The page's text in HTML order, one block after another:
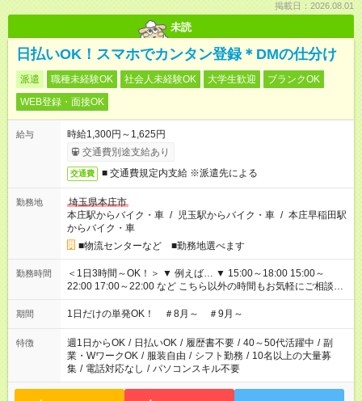
掲載日：2026.08.01
未読
日払いOK！スマホでカンタン登録＊DMの仕分け
派遣 職種未経験OK 社会人未経験OK 大学生歓迎
ブランクOK
WEB登録・面接OK
給与
時給1,300円～1,625円
交通費別途支給あり
交通費 ■ 交通費規定内支給 ※派遣先による
勤務地
埼玉県本庄市
本庄駅からバイク・車 / 児玉駅からバイク・車 / 本庄早稲田駅
からバイク・車
■物流センターなど ■勤務地選べます
勤務時間
＜1日3時間～OK！＞ ▼ 例えば… ▼ 15:00～18:00 15:00～
22:00 17:00～22:00 など こちら以外の時間もお気軽にご相談く
ださい！
期間 1日だけの単発OK！ ＃8月～ ＃9月～
特徴 週1日からOK / 日払いOK / 履歴書不要 / 40～50代活躍中 / 副
業・WワークOK / 服装自由 / シフト勤務 / 10名以上の大量募
集 / 電話対応なし / パソコンスキル不要